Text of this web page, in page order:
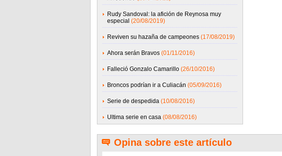
Rudy Sandoval: la afición de Reynosa muy
especial (20/08/2019)
Reviven su hazaña de campeones (17/08/2019)
Ahora serán Bravos (01/11/2016)
Falleció Gonzalo Camarillo (26/10/2016)
Broncos podrían ir a Culiacán (05/09/2016)
Serie de despedida (10/08/2016)
Ultima serie en casa (08/08/2016)
Opina sobre este artículo